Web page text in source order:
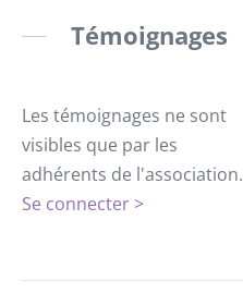
Témoignages
Les témoignages ne sont
visibles que par les
adhérents de l'association.
Se connecter >